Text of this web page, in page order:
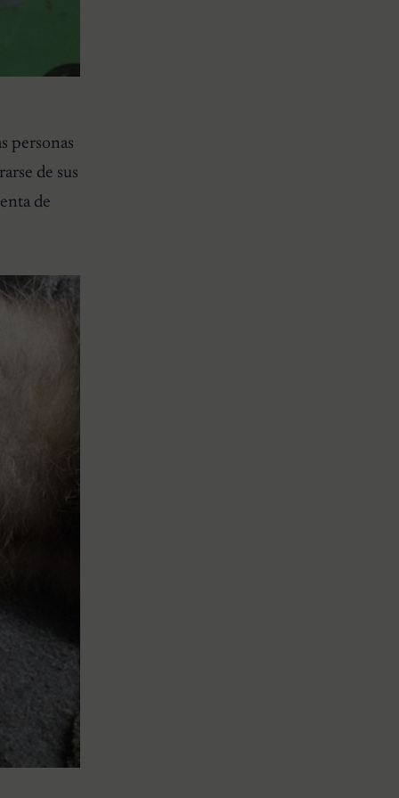
personas
de sus
de